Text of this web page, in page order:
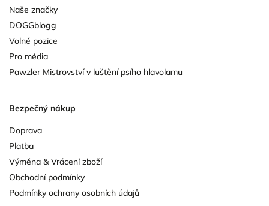
Naše značky
DOGGblogg
Volné pozice
Pro média
Pawzler Mistrovství v luštění psího hlavolamu
Bezpečný nákup
Doprava
Platba
Výměna & Vrácení zboží
Obchodní podmínky
Podmínky ochrany osobních údajů